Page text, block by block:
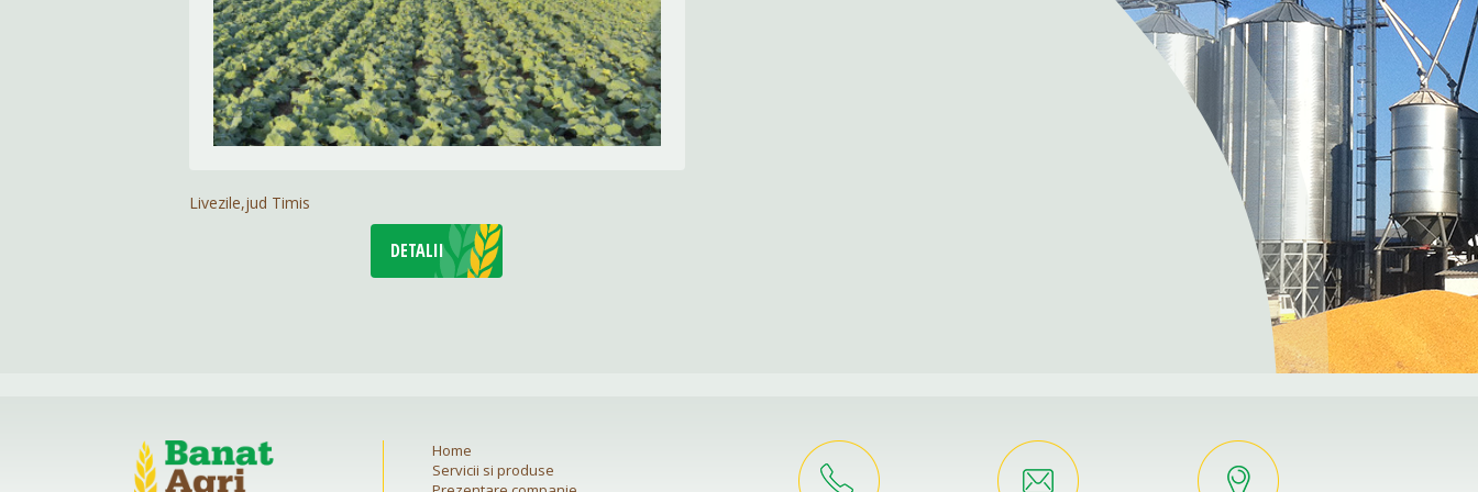
Livezile,jud Timis
DETALII
Home
Servicii si produse